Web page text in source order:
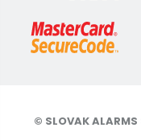
© SLOVAK ALARMS